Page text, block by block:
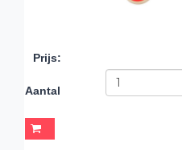
Prijs:
Aantal